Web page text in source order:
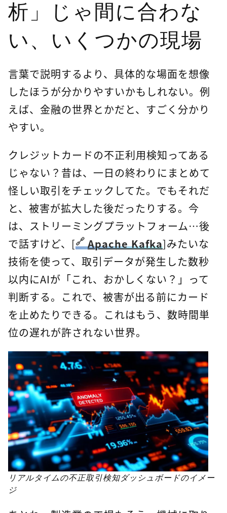
析」じゃ間に合わな
い、いくつかの現場
言葉で説明するより、具体的な場面を想像
したほうが分かりやすいかもしれない。例
えば、金融の世界とかだと、すごく分かり
やすい。
クレジットカードの不正利用検知ってある
じゃない？昔は、一日の終わりにまとめて
怪しい取引をチェックしてた。でもそれだ
と、被害が拡大した後だったりする。今
は、ストリーミングプラットフォーム…後
で話すけど、[
Apache Kafka]みたいな
技術を使って、取引データが発生した数秒
以内にAIが「これ、おかしくない？」って
判断する。これで、被害が出る前にカード
を止めたりできる。これはもう、数時間単
位の遅れが許されない世界。
リアルタイムの不正取引検知ダッシュボードのイメー
ジ